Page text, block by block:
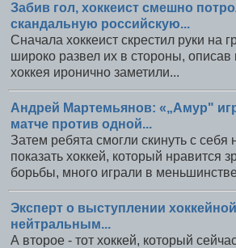
Забив гол, хоккеист смешно
скандальную российскую...
Сначала хоккеист скрестил руки на
широко развел их в стороны, описав
хоккея иронично заметили...
Андрей Мартемьянов: «„Амур"
матче против одной...
Затем ребята смогли скинуть с себя
показать хоккей, который нравится
борьбы, много играли в
Эксперт о выступлении
нейтральным...
А второе - тот хоккей, который